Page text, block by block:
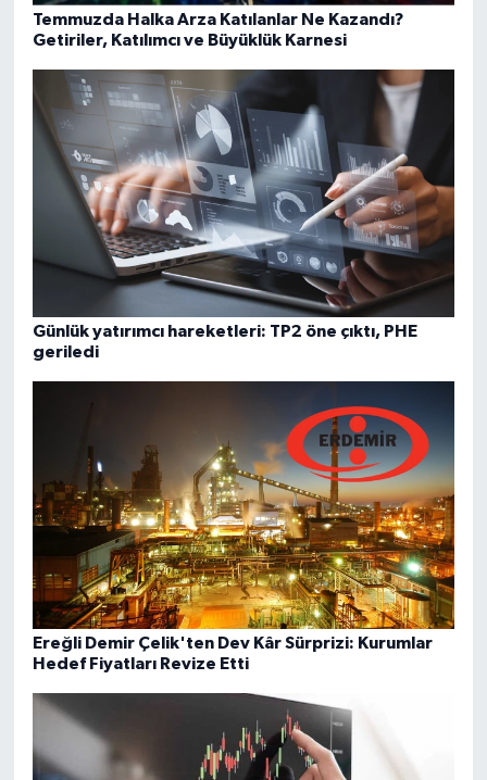
Temmuzda Halka Arza Katılanlar Ne Kazandı?
Getiriler, Katılımcı ve Büyüklük Karnesi
Günlük yatırımcı hareketleri: TP2 öne çıktı, PHE
geriledi
Ereğli Demir Çelik'ten Dev Kâr Sürprizi: Kurumlar
Hedef Fiyatları Revize Etti